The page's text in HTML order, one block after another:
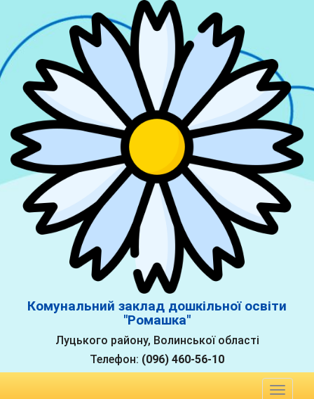
Комунальний заклад дошкільної освіти
"Ромашка"
Луцького району, Волинської області
Телефон: (096) 460-56-10
Toggle